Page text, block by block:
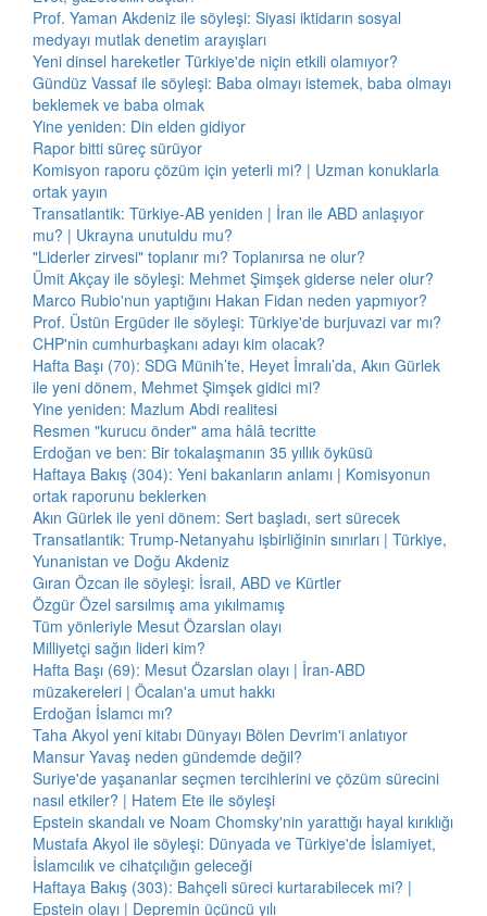
Prof. Yaman Akdeniz ile söyleşi: Siyasi iktidarın sosyal
medyayı mutlak denetim arayışları
Yeni dinsel hareketler Türkiye'de niçin etkili olamıyor?
Gündüz Vassaf ile söyleşi: Baba olmayı istemek, baba olmayı
beklemek ve baba olmak
Yine yeniden: Din elden gidiyor
Rapor bitti süreç sürüyor
Komisyon raporu çözüm için yeterli mi? | Uzman konuklarla
ortak yayın
Transatlantik: Türkiye-AB yeniden | İran ile ABD anlaşıyor
mu? | Ukrayna unutuldu mu?
"Liderler zirvesi" toplanır mı? Toplanırsa ne olur?
Ümit Akçay ile söyleşi: Mehmet Şimşek giderse neler olur?
Marco Rubio'nun yaptığını Hakan Fidan neden yapmıyor?
Prof. Üstün Ergüder ile söyleşi: Türkiye'de burjuvazi var mı?
CHP'nin cumhurbaşkanı adayı kim olacak?
Hafta Başı (70): SDG Münih’te, Heyet İmralı’da, Akın Gürlek
ile yeni dönem, Mehmet Şimşek gidici mi?
Yine yeniden: Mazlum Abdi realitesi
Resmen "kurucu önder" ama hâlâ tecritte
Erdoğan ve ben: Bir tokalaşmanın 35 yıllık öyküsü
Haftaya Bakış (304): Yeni bakanların anlamı | Komisyonun
ortak raporunu beklerken
Akın Gürlek ile yeni dönem: Sert başladı, sert sürecek
Transatlantik: Trump-Netanyahu işbirliğinin sınırları | Türkiye,
Yunanistan ve Doğu Akdeniz
Gıran Özcan ile söyleşi: İsrail, ABD ve Kürtler
Özgür Özel sarsılmış ama yıkılmamış
Tüm yönleriyle Mesut Özarslan olayı
Milliyetçi sağın lideri kim?
Hafta Başı (69): Mesut Özarslan olayı | İran-ABD
müzakereleri | Öcalan'a umut hakkı
Erdoğan İslamcı mı?
Taha Akyol yeni kitabı Dünyayı Bölen Devrim'i anlatıyor
Mansur Yavaş neden gündemde değil?
Suriye'de yaşananlar seçmen tercihlerini ve çözüm sürecini
nasıl etkiler? | Hatem Ete ile söyleşi
Epstein skandalı ve Noam Chomsky'nin yarattığı hayal kırıklığı
Mustafa Akyol ile söyleşi: Dünyada ve Türkiye'de İslamiyet,
İslamcılık ve cihatçılığın geleceği
Haftaya Bakış (303): Bahçeli süreci kurtarabilecek mi? |
Epstein olayı | Depremin üçüncü yılı